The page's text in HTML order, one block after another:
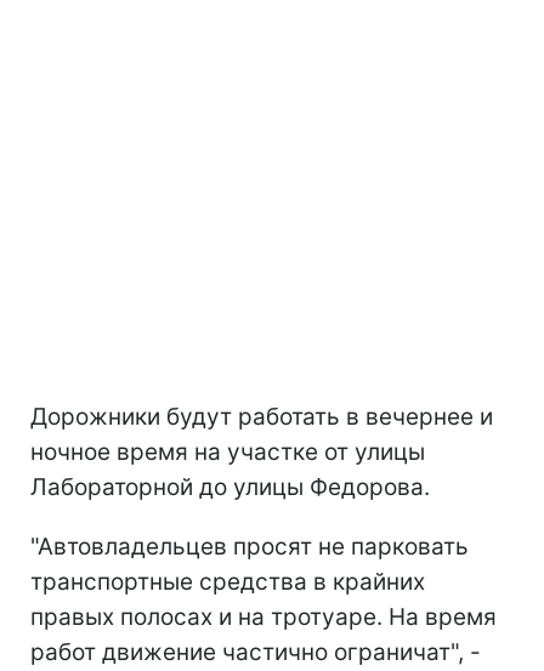
Дорожники будут работать в вечернее и
ночное время на участке от улицы
Лабораторной до улицы Федорова.
"Автовладельцев просят не парковать
транспортные средства в крайних
правых полосах и на тротуаре. На время
работ движение частично ограничат", -